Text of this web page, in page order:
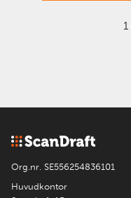
Org.nr. SE556254836101
Huvudkontor